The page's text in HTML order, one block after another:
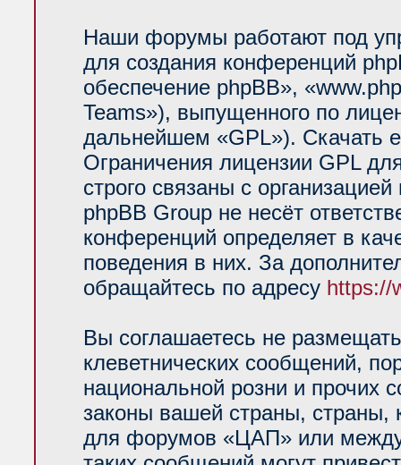
Наши форумы работают под
для создания конференций
обеспечение phpBB»,
Teams»), выпущенного по
дальнейшем «GPL»). Скачать
Ограничения лицензии GPL
строго связаны с
phpBB Group не несёт
конференций определяет в
поведения в них. За
обращайтесь по адресу https://
Вы соглашаетесь не
клеветнических сообщений,
национальной розни и прочих
законы вашей страны, страны,
для форумов «ЦАП» или